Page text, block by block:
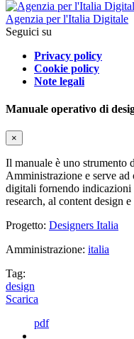
Agenzia per l'Italia Digitale
Seguici su
Privacy policy
Cookie policy
Note legali
Manuale operativo di
×
Il manuale è uno strumento
Amministrazione e serve
digitali fornendo indicazioni
research, al content design
Progetto: Designers Italia
Amministrazione: italia
Tag:
design
Scarica
pdf